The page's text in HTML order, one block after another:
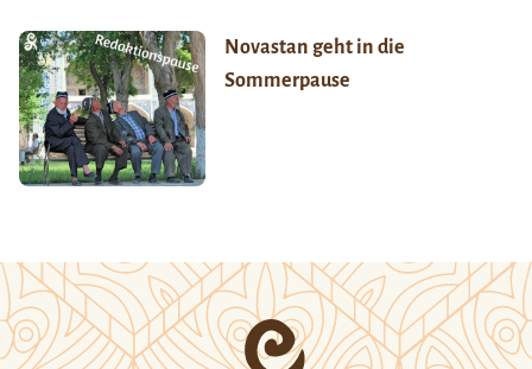
Novastan geht in die
Sommerpause